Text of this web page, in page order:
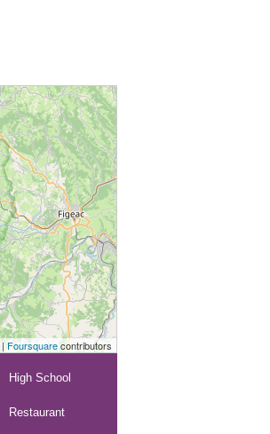
| Foursquarecontributors
High School
Restaurant